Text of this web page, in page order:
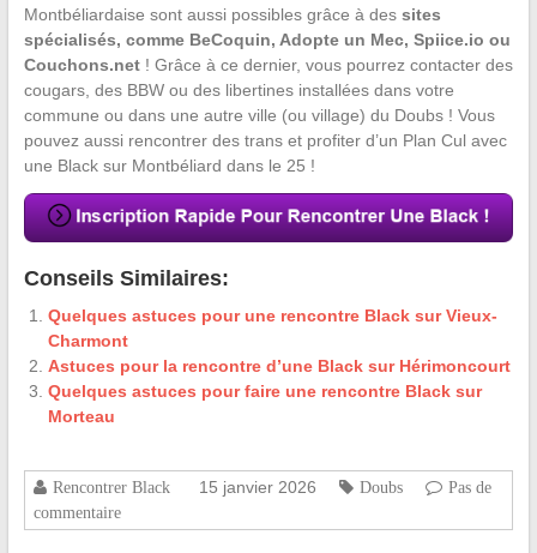
Montbéliardaise sont aussi possibles grâce à des sites
spécialisés, comme BeCoquin, Adopte un Mec, Spiice.io ou
Couchons.net! Grâce à ce dernier, vous pourrez contacter des
cougars, des BBW ou des libertines installées dans votre
commune ou dans une autre ville (ou village) du Doubs ! Vous
pouvez aussi rencontrer des trans et profiter d’un Plan Cul avec
une Black sur Montbéliard dans le 25 !
Conseils Similaires:
Quelques astuces pour une rencontre Black sur Vieux-
Charmont
Astuces pour la rencontre d’une Black sur Hérimoncourt
Quelques astuces pour faire une rencontre Black sur
Morteau
Rencontrer Black 15 janvier 2026 Doubs
Pas de
commentaire